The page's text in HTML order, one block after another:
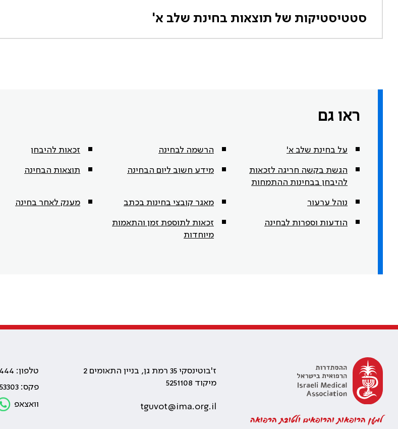
סטטיסטיקות של תוצאות בחינת שלב א'
ראו גם
על בחינת שלב א' הרשמה לבחינה זכאות להיבחן
הגשת בקשה חריגה לזכאות
להיבחן בבחינות ההתמחות
מידע חשוב ליום הבחינה תוצאות הבחינה
נוהל ערעור מאגר קובצי בחינות בכתב מענק לאחר בחינה
הודעות וספרות לבחינה
זכאות לתוספת זמן והתאמות
מיוחדות
למען הרופאות והרופאים ולטובת הרפואה
ז'בוטינסקי 35 רמת גן, בניין התאומים 2
מיקוד 5251108
tguvot@ima.org.il
טלפון: 03-6100444
פקס: 03-5753303
וואצאפ